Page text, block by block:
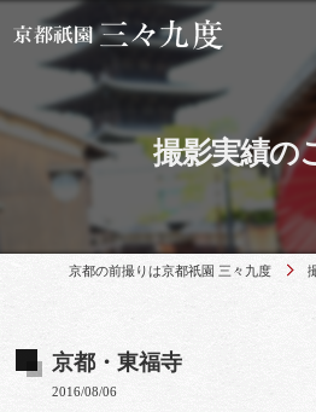
撮影実績の
京都の前撮りは京都祇園 三々九度
京都・東福寺
2016/08/06